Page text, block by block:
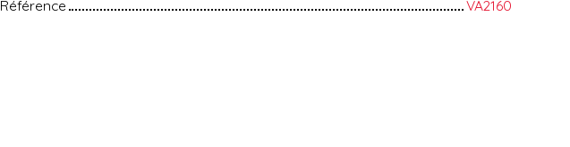
Référence
VA2160